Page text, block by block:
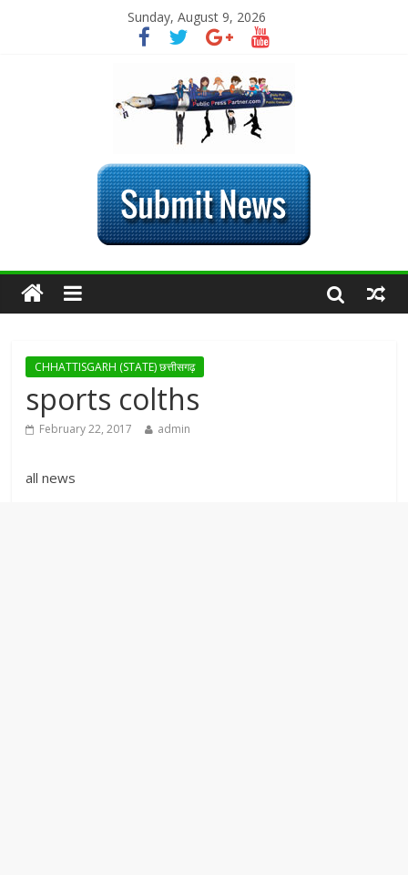
Sunday, August 9, 2026
CHHATTISGARH (STATE) छत्तीसगढ़
sports colths
February 22, 2017 admin
all news